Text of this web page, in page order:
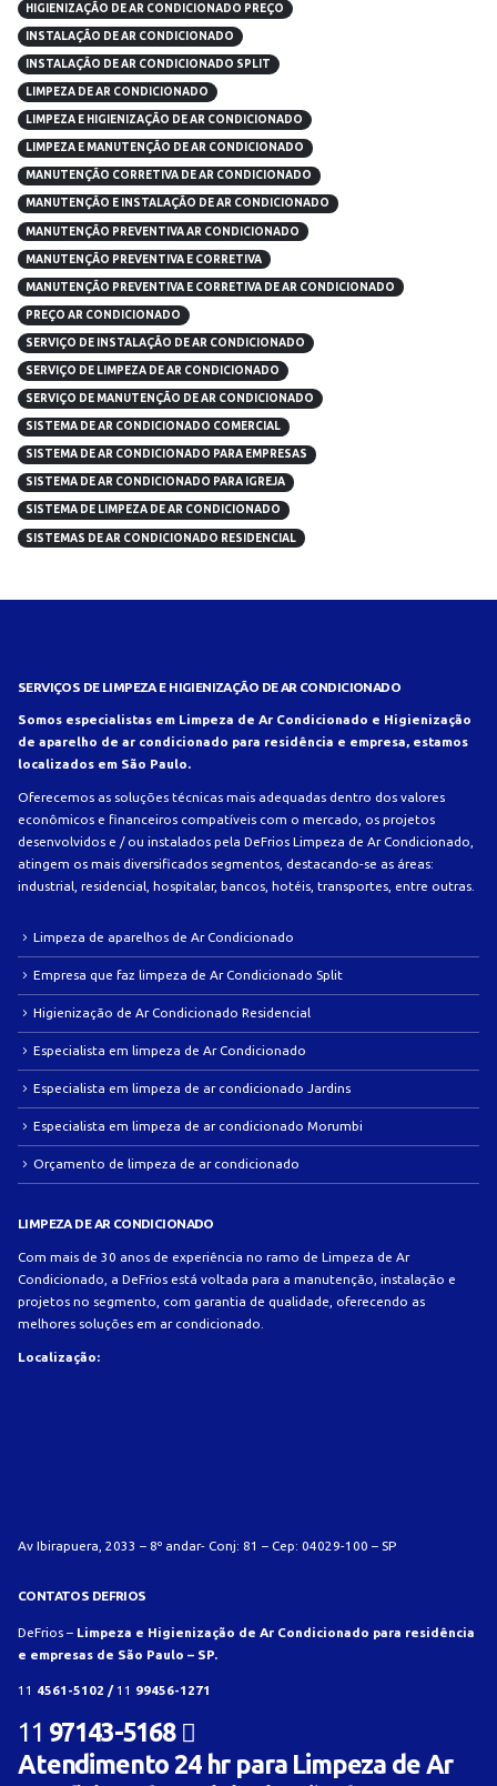
HIGIENIZAÇÃO DE AR CONDICIONADO PREÇO
INSTALAÇÃO DE AR CONDICIONADO
INSTALAÇÃO DE AR CONDICIONADO SPLIT
LIMPEZA DE AR CONDICIONADO
LIMPEZA E HIGIENIZAÇÃO DE AR CONDICIONADO
LIMPEZA E MANUTENÇÃO DE AR CONDICIONADO
MANUTENÇÃO CORRETIVA DE AR CONDICIONADO
MANUTENÇÃO E INSTALAÇÃO DE AR CONDICIONADO
MANUTENÇÃO PREVENTIVA AR CONDICIONADO
MANUTENÇÃO PREVENTIVA E CORRETIVA
MANUTENÇÃO PREVENTIVA E CORRETIVA DE AR CONDICIONADO
PREÇO AR CONDICIONADO
SERVIÇO DE INSTALAÇÃO DE AR CONDICIONADO
SERVIÇO DE LIMPEZA DE AR CONDICIONADO
SERVIÇO DE MANUTENÇÃO DE AR CONDICIONADO
SISTEMA DE AR CONDICIONADO COMERCIAL
SISTEMA DE AR CONDICIONADO PARA EMPRESAS
SISTEMA DE AR CONDICIONADO PARA IGREJA
SISTEMA DE LIMPEZA DE AR CONDICIONADO
SISTEMAS DE AR CONDICIONADO RESIDENCIAL
SERVIÇOS DE LIMPEZA E HIGIENIZAÇÃO DE AR CONDICIONADO
Somos especialistas em Limpeza de Ar Condicionado e Higienização
de aparelho de ar condicionado para residência e empresa, estamos
localizados em São Paulo.
Oferecemos as soluções técnicas mais adequadas dentro dos valores
econômicos e financeiros compatíveis com o mercado, os projetos
desenvolvidos e / ou instalados pela DeFrios Limpeza de Ar Condicionado,
atingem os mais diversificados segmentos, destacando-se as áreas:
industrial, residencial, hospitalar, bancos, hotéis, transportes, entre outras.
Limpeza de aparelhos de Ar Condicionado
Empresa que faz limpeza de Ar Condicionado Split
Higienização de Ar Condicionado Residencial
Especialista em limpeza de Ar Condicionado
Especialista em limpeza de ar condicionado Jardins
Especialista em limpeza de ar condicionado Morumbi
Orçamento de limpeza de ar condicionado
LIMPEZA DE AR CONDICIONADO
Com mais de 30 anos de experiência no ramo de Limpeza de Ar
Condicionado, a DeFrios está voltada para a manutenção, instalação e
projetos no segmento, com garantia de qualidade, oferecendo as
melhores soluções em ar condicionado.
Localização:
Av Ibirapuera, 2033 – 8º andar- Conj: 81 – Cep: 04029-100 – SP
CONTATOS DEFRIOS
DeFrios – Limpeza e Higienização de Ar Condicionado para residência
e empresas de São Paulo – SP.
11 4561-5102 / 11 99456-1271
11 97143-5168
Atendimento 24 hr para Limpeza de Ar